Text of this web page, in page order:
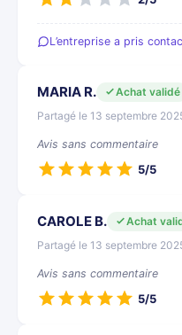
L’entreprise a pris
MARIA R.
Achat validé
Partagé le 13 septembre
Avis sans commentaire
5/5
CAROLE B.
Achat
Partagé le 13 septembre
Avis sans commentaire
5/5